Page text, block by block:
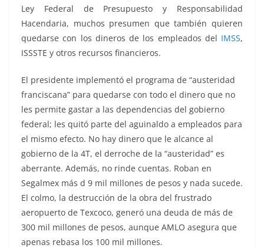
Ley Federal de Presupuesto y Responsabilidad
Hacendaria, muchos presumen que también quieren
quedarse con los dineros de los empleados del IMSS,
ISSSTE y otros recursos financieros.
El presidente implementó el programa de “austeridad
franciscana” para quedarse con todo el dinero que no
les permite gastar a las dependencias del gobierno
federal; les quitó parte del aguinaldo a empleados para
el mismo efecto. No hay dinero que le alcance al
gobierno de la 4T, el derroche de la “austeridad” es
aberrante. Además, no rinde cuentas. Roban en
Segalmex más d 9 mil millones de pesos y nada sucede.
El colmo, la destrucción de la obra del frustrado
aeropuerto de Texcoco, generó una deuda de más de
300 mil millones de pesos, aunque AMLO asegura que
apenas rebasa los 100 mil millones.